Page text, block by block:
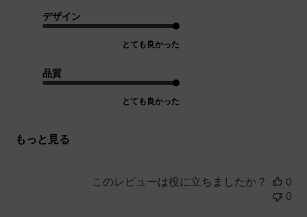
デザイン
とても良かった
品質
とても良かった
もっと見る
このレビューは役に立ちましたか？
0
0